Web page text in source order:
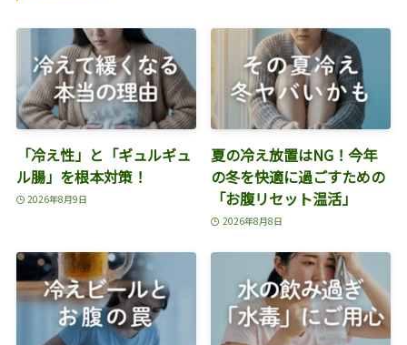
「冷え性」と「ギュルギュ
ル腸」を根本対策！
2026年8月9日
夏の冷え放置はNG！今年
の冬を快適に過ごすための
「お腹リセット温活」
2026年8月8日